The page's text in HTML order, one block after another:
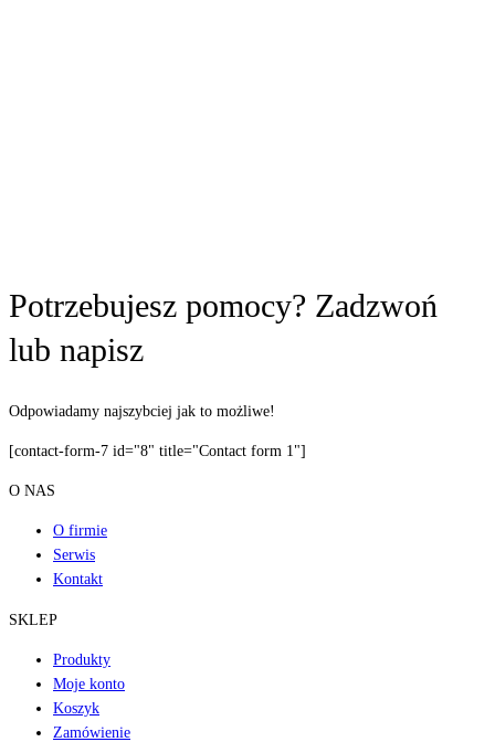
Potrzebujesz pomocy? Zadzwoń
lub napisz
Odpowiadamy najszybciej jak to możliwe!
[contact-form-7 id="8" title="Contact form 1"]
O NAS
O firmie
Serwis
Kontakt
SKLEP
Produkty
Moje konto
Koszyk
Zamówienie